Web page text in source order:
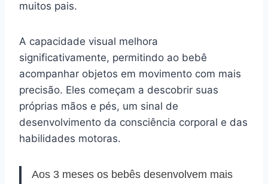
muitos pais.
A capacidade visual melhora
significativamente, permitindo ao bebê
acompanhar objetos em movimento com mais
precisão. Eles começam a descobrir suas
próprias mãos e pés, um sinal de
desenvolvimento da consciência corporal e das
habilidades motoras.
Aos 3 meses os bebês desenvolvem mais